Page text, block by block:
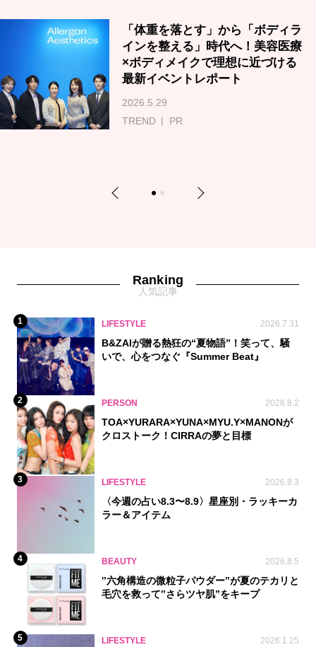
「体重を落とす」から「ボディラ
インを整える」時代へ！美容医療
×ボディメイクで理想に近づける
最新イベントレポート
2026.5.29
TREND
PR
Previous 1 2 Next
Ranking
人気記事
1 LIFESTYLE 2026.7.31
B&ZAIが贈る熱狂の“夏物語”！笑って、騒
いで、心をつなぐ『Summer Beat』
2 PERSON 2026.8.2
TOA×YURARA×YUNA×MYU.Y×MANONが
クロストーク！CIRRAの夢と目標
3 LIFESTYLE 2026.8.3
〈今週の占い8.3〜8.9〉星座別・ラッキーカ
ラー＆アイテム
4 BEAUTY 2026.8.5
‟六角構造の微粒子パウダー”が夏のテカリと
毛穴を救って‟さらツヤ肌”をキープ
5 LIFESTYLE 2026.1.25